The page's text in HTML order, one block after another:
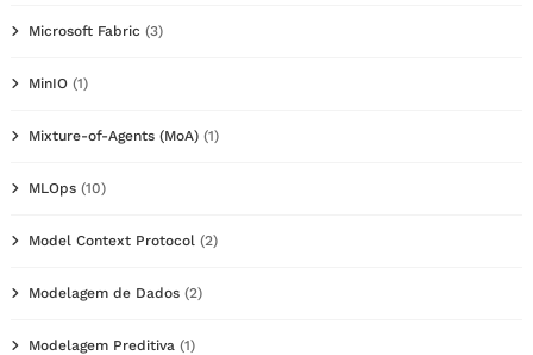
Microsoft Fabric (3)
MinIO (1)
Mixture-of-Agents (MoA) (1)
MLOps (10)
Model Context Protocol (2)
Modelagem de Dados (2)
Modelagem Preditiva (1)